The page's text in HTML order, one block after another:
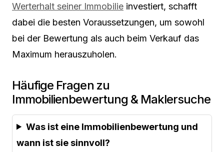
Werterhalt seiner Immobilie investiert, schafft
dabei die besten Voraussetzungen, um sowohl
bei der Bewertung als auch beim Verkauf das
Maximum herauszuholen.
Häufige Fragen zu
Immobilienbewertung & Maklersuche
Was ist eine Immobilienbewertung und
wann ist sie sinnvoll?